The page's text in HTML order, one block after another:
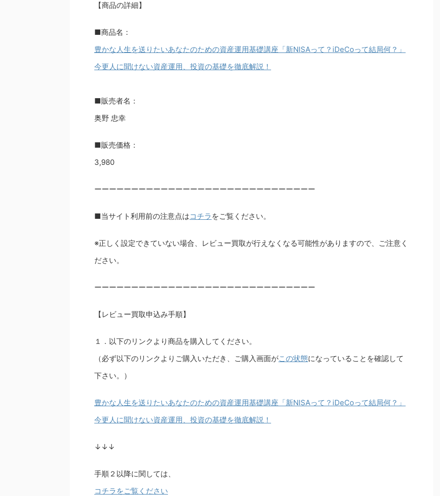
【商品の詳細】
■商品名：
豊かな人生を送りたいあなたのための資産運用基礎講座「新NISAって？iDeCoって結局何？」
今更人に聞けない資産運用、投資の基礎を徹底解説！
■販売者名：
奥野 忠幸
■販売価格：
3,980
ーーーーーーーーーーーーーーーーーーーーーーーーーーーーーー
■当サイト利用前の注意点はコチラ をご覧ください。
※正しく設定できていない場合、レビュー買取が行えなくなる可能性がありますので、ご注意く
ださい。
ーーーーーーーーーーーーーーーーーーーーーーーーーーーーーー
【レビュー買取申込み手順】
１．以下のリンクより商品を購入してください。
（必ず以下のリンクよりご購入いただき、ご購入画面がこの状態になっていることを確認して
下さい。）
豊かな人生を送りたいあなたのための資産運用基礎講座「新NISAって？iDeCoって結局何？」
今更人に聞けない資産運用、投資の基礎を徹底解説！
↓↓↓
手順２以降に関しては、
コチラをご覧ください